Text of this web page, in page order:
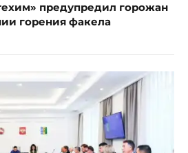
предупредил горожан
горения факела